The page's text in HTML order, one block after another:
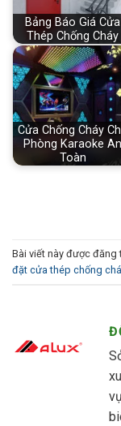
Bảng Báo Giá Cửa
Thép Chống Cháy
Cửa Chống Cháy
Phòng Karaoke An
Toàn
Bài viết này được đăng
đặt cửa thép chống